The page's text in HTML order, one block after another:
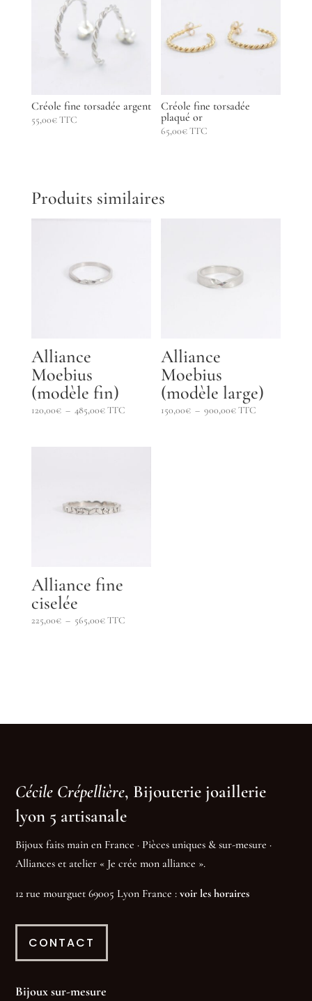
Créole fine torsadée argent
55,00€TTC
Créole fine torsadée
plaqué or
65,00€TTC
Produits similaires
Alliance
Moebius
(modèle fin)
120,00€ – 485,00€Plage
TTC
Alliance
Moebius
(modèle large)
150,00€ – 900,00€Plage
TTC
Alliance fine
ciselée
225,00€ – 565,00€Plage
TTC
Cécile Crépellière, Bijouterie joaillerie
lyon 5 artisanale
Bijoux faits main en France · Pièces uniques & sur-mesure ·
Alliances et atelier « Je crée mon alliance ».
12 rue mourguet 69005 Lyon France :voir les horaires
CONTACT
Bijoux sur-mesure